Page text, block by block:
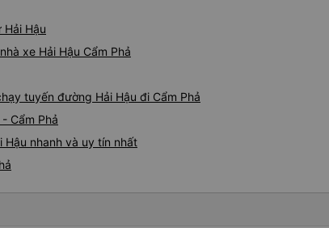
Hậu
xe Hải Hậu Cẩm Phả
tuyến đường Hải Hậu đi Cẩm Phả
Cẩm Phả
Hậu nhanh và uy tín nhất